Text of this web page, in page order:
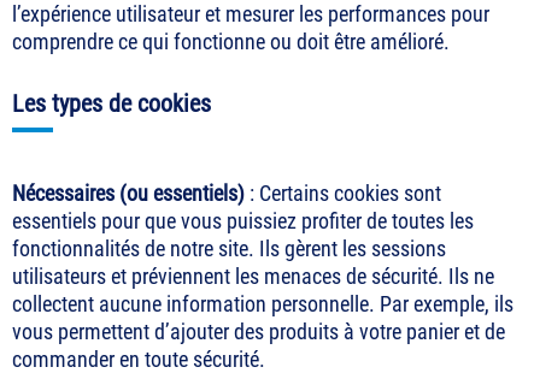
l’expérience utilisateur et mesurer les performances pour
comprendre ce qui fonctionne ou doit être amélioré.
Les types de cookies
Nécessaires (ou essentiels) : Certains cookies sont
essentiels pour que vous puissiez profiter de toutes les
fonctionnalités de notre site. Ils gèrent les sessions
utilisateurs et préviennent les menaces de sécurité. Ils ne
collectent aucune information personnelle. Par exemple, ils
vous permettent d’ajouter des produits à votre panier et de
commander en toute sécurité.